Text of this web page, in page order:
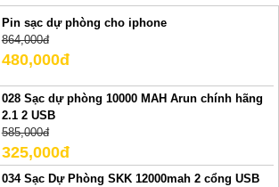
Pin sạc dự phòng cho iphone
864,000đ
480,000đ
028 Sạc dự phòng 10000 MAH Arun chính hãng
2.1 2 USB
585,000đ
325,000đ
034 Sạc Dự Phòng SKK 12000mah 2 cổng USB